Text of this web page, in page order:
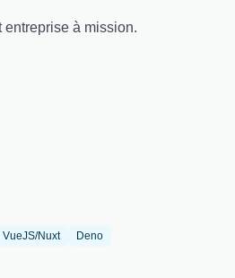
à mission.
VueJS/Nuxt
Deno